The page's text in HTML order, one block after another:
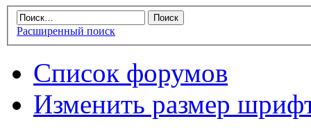
Расширенный поиск
Список форумов
Изменить размер